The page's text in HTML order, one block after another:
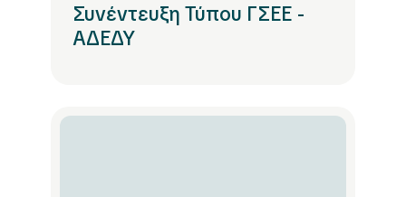
Συνέντευξη Τύπου ΓΣΕΕ -
ΑΔΕΔΥ